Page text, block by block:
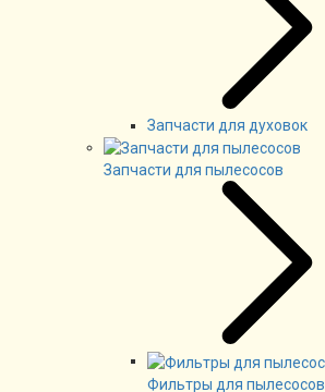
Запчасти для духовок
Запчасти для пылесосов
Фильтры для пылесосов